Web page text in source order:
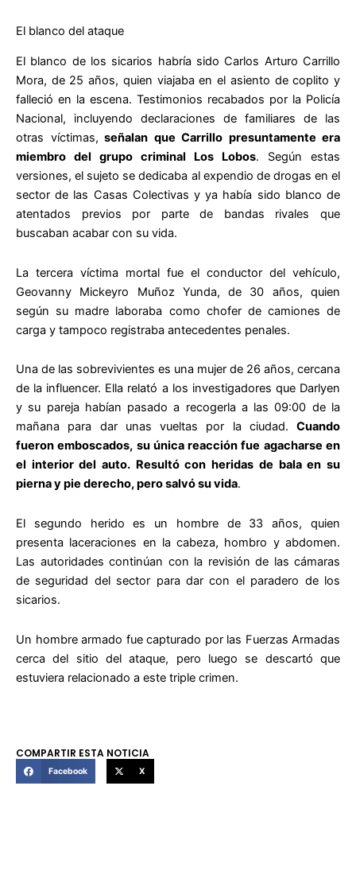
El blanco del ataque
El blanco de los sicarios habría sido Carlos Arturo Carrillo
Mora, de 25 años, quien viajaba en el asiento de coplito y
falleció en la escena. Testimonios recabados por la Policía
Nacional, incluyendo declaraciones de familiares de las
otras víctimas, señalan que Carrillo presuntamente era
miembro del grupo criminal Los Lobos. Según estas
versiones, el sujeto se dedicaba al expendio de drogas en el
sector de las Casas Colectivas y ya había sido blanco de
atentados previos por parte de bandas rivales que
buscaban acabar con su vida.
La tercera víctima mortal fue el conductor del vehículo,
Geovanny Mickeyro Muñoz Yunda, de 30 años, quien
según su madre laboraba como chofer de camiones de
carga y tampoco registraba antecedentes penales.
Una de las sobrevivientes es una mujer de 26 años, cercana
de la influencer. Ella relató a los investigadores que Darlyen
y su pareja habían pasado a recogerla a las 09:00 de la
mañana para dar unas vueltas por la ciudad. Cuando
fueron emboscados, su única reacción fue agacharse en
el interior del auto. Resultó con heridas de bala en su
pierna y pie derecho, pero salvó su vida.
El segundo herido es un hombre de 33 años, quien
presenta laceraciones en la cabeza, hombro y abdomen.
Las autoridades continúan con la revisión de las cámaras
de seguridad del sector para dar con el paradero de los
sicarios.
Un hombre armado fue capturado por las Fuerzas Armadas
cerca del sitio del ataque, pero luego se descartó que
estuviera relacionado a este triple crimen.
COMPARTIR ESTA NOTICIA
Facebook X